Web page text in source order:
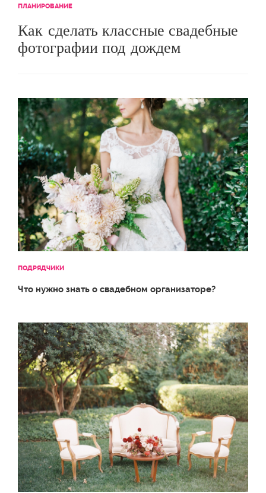
ПЛАНИРОВАНИЕ
Как сделать классные свадебные
фотографии под дождем
ПОДРЯДЧИКИ
Что нужно знать о свадебном организаторе?